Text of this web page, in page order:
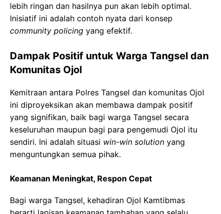
lebih ringan dan hasilnya pun akan lebih optimal.
Inisiatif ini adalah contoh nyata dari konsep
community policing yang efektif.
Dampak Positif untuk Warga Tangsel dan
Komunitas Ojol
Kemitraan antara Polres Tangsel dan komunitas Ojol
ini diproyeksikan akan membawa dampak positif
yang signifikan, baik bagi warga Tangsel secara
keseluruhan maupun bagi para pengemudi Ojol itu
sendiri. Ini adalah situasi win-win solution yang
menguntungkan semua pihak.
Keamanan Meningkat, Respon Cepat
Bagi warga Tangsel, kehadiran Ojol Kamtibmas